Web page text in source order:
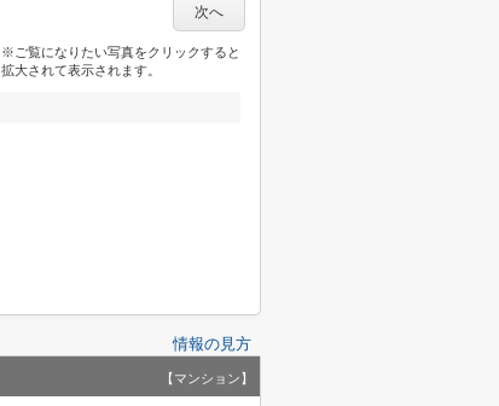
次へ
※ご覧になりたい写真をクリックすると
拡大されて表示されます。
情報の見方
【マンション】